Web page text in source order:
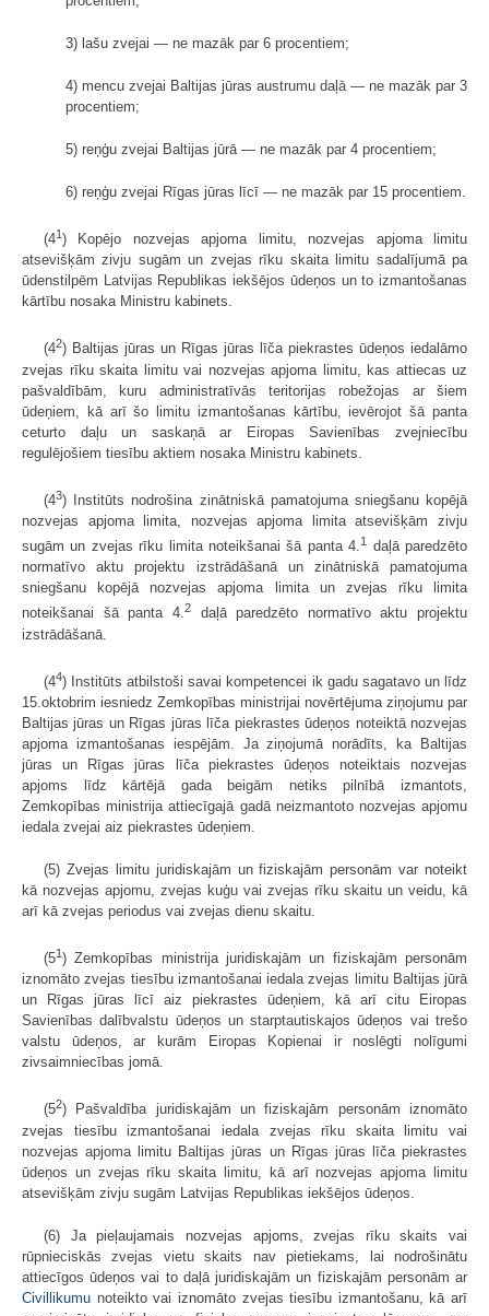
3) lašu zvejai — ne mazāk par 6 procentiem;
4) mencu zvejai Baltijas jūras austrumu daļā — ne mazāk par 3
procentiem;
5) reņģu zvejai Baltijas jūrā — ne mazāk par 4 procentiem;
6) reņģu zvejai Rīgas jūras līcī — ne mazāk par 15 procentiem.
(41) Kopējo nozvejas apjoma limitu, nozvejas apjoma limitu
atsevišķām zivju sugām un zvejas rīku skaita limitu sadalījumā pa
ūdenstilpēm Latvijas Republikas iekšējos ūdeņos un to izmantošanas
kārtību nosaka Ministru kabinets.
(42) Baltijas jūras un Rīgas jūras līča piekrastes ūdeņos iedalāmo
zvejas rīku skaita limitu vai nozvejas apjoma limitu, kas attiecas uz
pašvaldībām, kuru administratīvās teritorijas robežojas ar šiem
ūdeņiem, kā arī šo limitu izmantošanas kārtību, ievērojot šā panta
ceturto daļu un saskaņā ar Eiropas Savienības zvejniecību
regulējošiem tiesību aktiem nosaka Ministru kabinets.
(43) Institūts nodrošina zinātniskā pamatojuma sniegšanu kopējā
nozvejas apjoma limita, nozvejas apjoma limita atsevišķām zivju
sugām un zvejas rīku limita noteikšanai šā panta 4.1
daļā paredzēto
normatīvo aktu projektu izstrādāšanā un zinātniskā pamatojuma
sniegšanu kopējā nozvejas apjoma limita un zvejas rīku limita
noteikšanai šā panta 4.2daļā paredzēto normatīvo aktu projektu
izstrādāšanā.
(44) Institūts atbilstoši savai kompetencei ik gadu sagatavo un līdz
15.oktobrim iesniedz Zemkopības ministrijai novērtējuma ziņojumu par
Baltijas jūras un Rīgas jūras līča piekrastes ūdeņos noteiktā nozvejas
apjoma izmantošanas iespējām. Ja ziņojumā norādīts, ka Baltijas
jūras un Rīgas jūras līča piekrastes ūdeņos noteiktais nozvejas
apjoms līdz kārtējā gada beigām netiks pilnībā izmantots,
Zemkopības ministrija attiecīgajā gadā neizmantoto nozvejas apjomu
iedala zvejai aiz piekrastes ūdeņiem.
(5) Zvejas limitu juridiskajām un fiziskajām personām var noteikt
kā nozvejas apjomu, zvejas kuģu vai zvejas rīku skaitu un veidu, kā
arī kā zvejas periodus vai zvejas dienu skaitu.
(51) Zemkopības ministrija juridiskajām un fiziskajām personām
iznomāto zvejas tiesību izmantošanai iedala zvejas limitu Baltijas jūrā
un Rīgas jūras līcī aiz piekrastes ūdeņiem, kā arī citu Eiropas
Savienības dalībvalstu ūdeņos un starptautiskajos ūdeņos vai trešo
valstu ūdeņos, ar kurām Eiropas Kopienai ir noslēgti nolīgumi
zivsaimniecības jomā.
(52) Pašvaldība juridiskajām un fiziskajām personām iznomāto
zvejas tiesību izmantošanai iedala zvejas rīku skaita limitu vai
nozvejas apjoma limitu Baltijas jūras un Rīgas jūras līča piekrastes
ūdeņos un zvejas rīku skaita limitu, kā arī nozvejas apjoma limitu
atsevišķām zivju sugām Latvijas Republikas iekšējos ūdeņos.
(6) Ja pieļaujamais nozvejas apjoms, zvejas rīku skaits vai
rūpnieciskās zvejas vietu skaits nav pietiekams, lai nodrošinātu
attiecīgos ūdeņos vai to daļā juridiskajām un fiziskajām personām ar
Civillikumu noteikto vai iznomāto zvejas tiesību izmantošanu, kā arī